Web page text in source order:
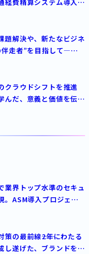
題解決や、新たなビジネ
伴走者”を目指して―
クラウドシフトを推進
んだ、意義と価値を伝え
業界トップ水準のセキュ
。ASM導入プロジェク
の最前線――2年にわたる
し遂げた、ブランドを守